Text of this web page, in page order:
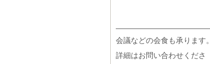
会議などの会食も承ります。
詳細はお問い合わせくださ